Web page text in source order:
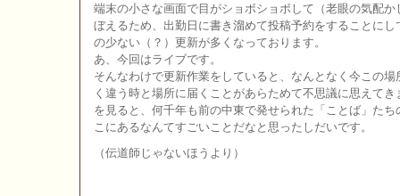
端末の小さな画面で目がショボショボして（老眼の気配
ぼえるため、出勤日に書き溜めて投稿予約をすることに
の少ない（？）更新が多くなっております。
あ、今回はライブです。
そんなわけで更新作業をしていると、なんとなく今この
く違う時と場所に届くことがあらためて不思議に思えて
を見ると、何千年も前の中東で発せられた「ことば」た
こにあるなんてすごいことだなと思ったしだいです。
（伝道師じゃないほうより）